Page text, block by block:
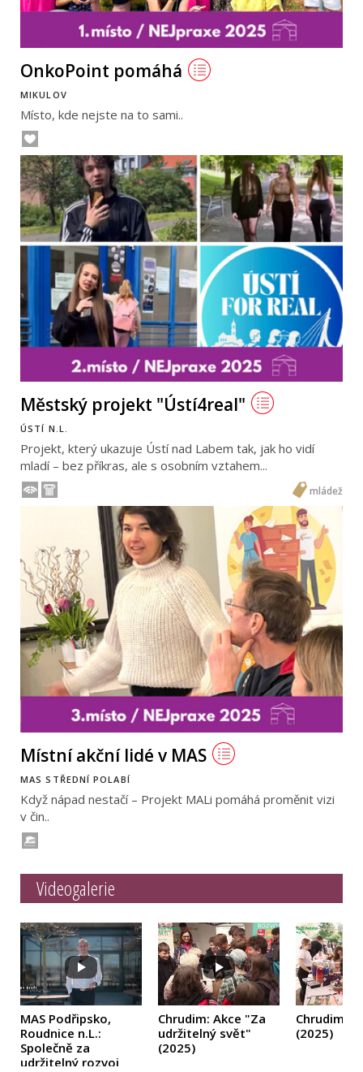
OnkoPoint pomáhá
MIKULOV
Místo, kde nejste na to sami..
Městský projekt "Ústí4real"
ÚSTÍ N.L.
Projekt, který ukazuje Ústí nad Labem tak, jak ho vidí
mladí – bez příkras, ale s osobním vztahem...
mládež
Místní akční lidé v MAS
MAS STŘEDNÍ POLABÍ
Když nápad nestačí – Projekt MALi pomáhá proměnit vizi
v čin..
Videogalerie
MAS Podřipsko,
Roudnice n.L.:
Společně za
udržitelný rozvoj
Chrudim: Akce "Za
udržitelný svět"
(2025)
Chrudim:
(2025)